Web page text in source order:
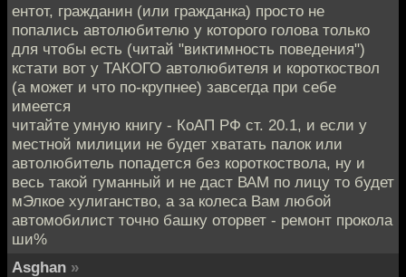
ентот, гражданин (или гражданка) просто не
попались автолюбителю у которого голова только
для чтобы есть (читай "виктимность поведения")
кстати вот у ТАКОГО автолюбителя и короткоствол
(а может и что по-крупнее) завсегда при себе
имеется
читайте умную книгу - КоАП РФ ст. 20.1, и если у
местной милиции не будет хватать палок или
автолюбитель попадется без короткоствола, ну и
весь такой гуманный и не даст ВАМ по лицу то будет
мЭлкое хулиганство, а за колеса Вам любой
автомобилист точно башку оторвет - ремонт прокола
ши%
Asghan »